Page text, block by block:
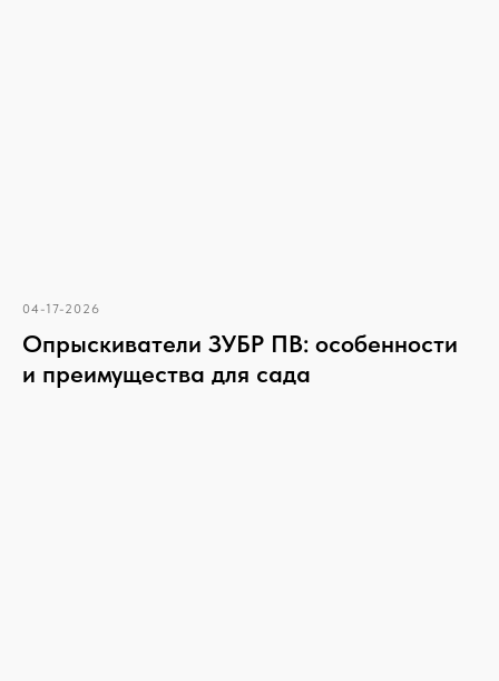
04-17-2026
Опрыскиватели ЗУБР ПВ: особенности
и преимущества для сада